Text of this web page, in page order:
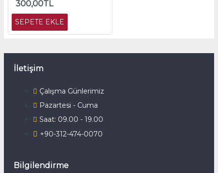
300,00TL
SEPETE EKLE
İletişim
Çalışma Günlerimiz
Pazartesi - Cuma
Saat: 09.00 - 19.00
+90-312-474-0070
Bilgilendirme